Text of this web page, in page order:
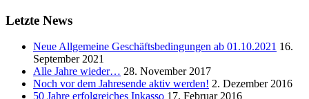
Letzte News
Neue Allgemeine Geschäftsbedingungen ab 01.10.2021 16.
September 2021
Alle Jahre wieder… 28. November 2017
Noch vor dem Jahresende aktiv werden! 2. Dezember 2016
50 Jahre erfolgreiches Inkasso 17. Februar 2016